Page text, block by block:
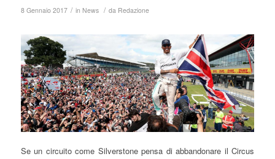
8 Gennaio 2017 / in News / da Redazione
Se un circuito come Silverstone pensa di abbandonare il Circus